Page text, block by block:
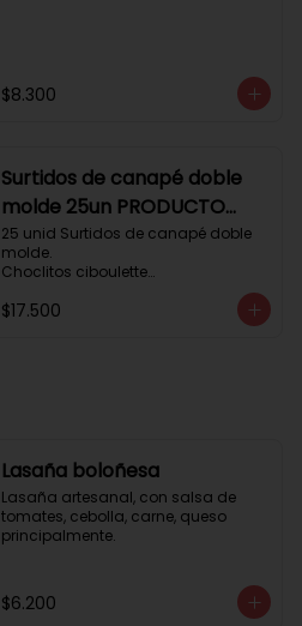
$8.300
Surtidos de canapé doble
molde 25un PRODUCTO
DELICADO .
25 unid Surtidos de canapé doble
molde.
Choclitos ciboulette
Tomate aji verde.
$17.500
Lasaña boloñesa
Lasaña artesanal, con salsa de
tomates, cebolla, carne, queso
principalmente.
$6.200